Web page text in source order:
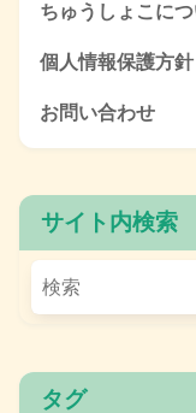
ちゅうしょこに
個人情報保護方針
お問い合わせ
サイト内検索
タグ